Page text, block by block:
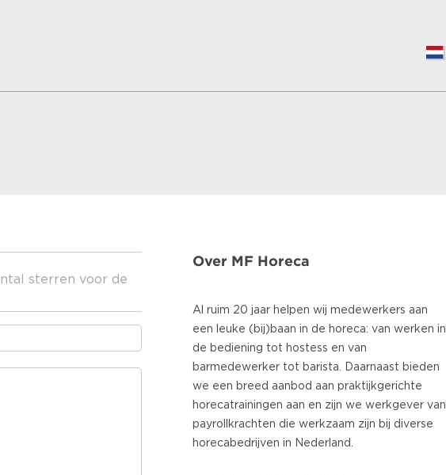
sterren voor de
Over MF Horeca
Al ruim 20 jaar helpen wij medewerkers aan
een leuke (bij)baan in de horeca: van werken in
de bediening tot hostess en van
barmedewerker tot barista. Daarnaast bieden
we een breed aanbod aan praktijkgerichte
horecatrainingen aan en zijn we werkgever van
payrollkrachten die werkzaam zijn bij diverse
horecabedrijven in Nederland.